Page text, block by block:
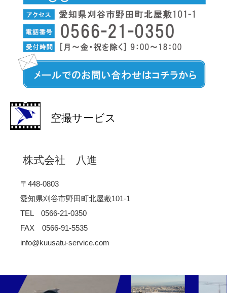
空撮サービス
株式会社 八進
〒448-0803
愛知県刈谷市野田町北屋敷101-1
TEL 0566-21-0350
FAX 0566-91-5535
info@kuusatu-service.com